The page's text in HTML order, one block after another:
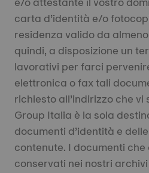
carta d’identità e/o
residenza valido da
quindi, a disposizione un
lavorativi per farci
elettronica o fax tali
richiesto all’indirizzo che
Group Italia è la sola
documenti d’identità e
contenute. I documenti
conservati nei nostri